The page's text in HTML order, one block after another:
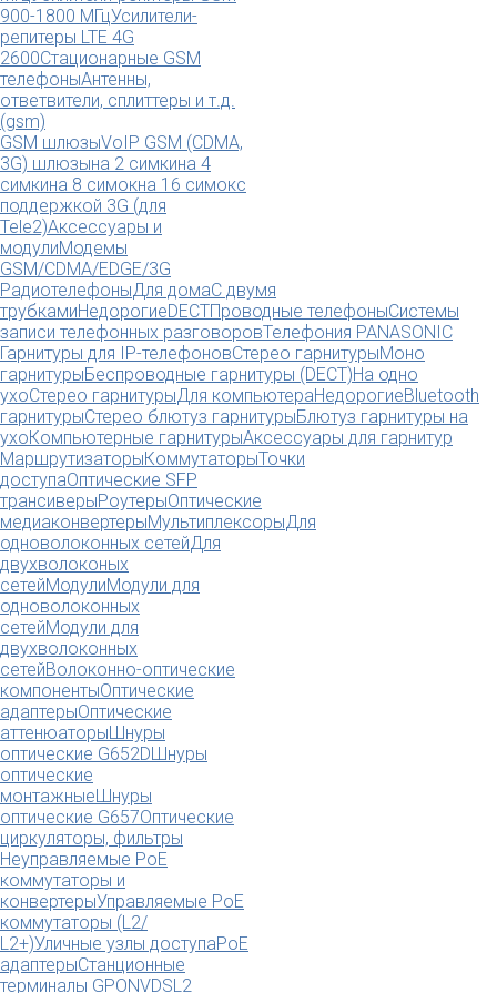
900-1800 МГцУсилители-
репитеры LTE 4G
2600Стационарные GSM
телефоныАнтенны,
ответвители, сплиттеры и т.д.
(gsm)
GSM шлюзыVoIP GSM (CDMA,
3G) шлюзына 2 симкина 4
симкина 8 симокна 16 симокс
поддержкой 3G (для
Tele2)Аксессуары и
модулиМодемы
GSM/CDMA/EDGE/3G
РадиотелефоныДля домаС двумя
трубкамиНедорогиеDECTПроводные телефоныСистемы
записи телефонных разговоровТелефония PANASONIC
Гарнитуры для IP-телефоновСтерео гарнитурыМоно
гарнитурыБеспроводные гарнитуры (DECT)На одно
ухоСтерео гарнитурыДля компьютераНедорогиеBluetooth
гарнитурыСтерео блютуз гарнитурыБлютуз гарнитуры на
ухоКомпьютерные гарнитурыАксессуары для гарнитур
МаршрутизаторыКоммутаторыТочки
доступаОптические SFP
трансиверыРоутерыОптические
медиаконвертерыМультиплексорыДля
одноволоконных сетейДля
двухволоконых
сетейМодулиМодули для
одноволоконных
сетейМодули для
двухволоконных
сетейВолоконно-оптические
компонентыОптические
адаптерыОптические
аттенюаторыШнуры
оптические G652DШнуры
оптические
монтажныеШнуры
оптические G657Оптические
циркуляторы, фильтры
Неуправляемые PoE
коммутаторы и
конвертерыУправляемые PoE
коммутаторы (L2/
L2+)Уличные узлы доступаPoE
адаптерыСтанционные
терминалы GPONVDSL2